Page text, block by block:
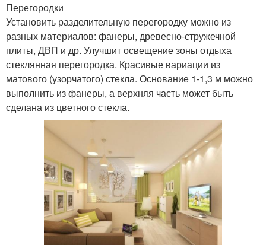
Перегородки
Установить разделительную перегородку можно из
разных материалов: фанеры, древесно-стружечной
плиты, ДВП и др. Улучшит освещение зоны отдыха
стеклянная перегородка. Красивые вариации из
матового (узорчатого) стекла. Основание 1-1,3 м можно
выполнить из фанеры, а верхняя часть может быть
сделана из цветного стекла.